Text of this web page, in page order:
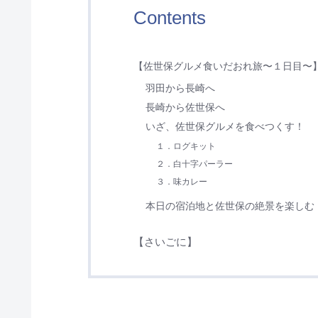
Contents
【佐世保グルメ食いだおれ旅〜１日目〜】
羽田から長崎へ
長崎から佐世保へ
いざ、佐世保グルメを食べつくす！
１．ログキット
２．白十字パーラー
３．味カレー
本日の宿泊地と佐世保の絶景を楽しむ
【さいごに】